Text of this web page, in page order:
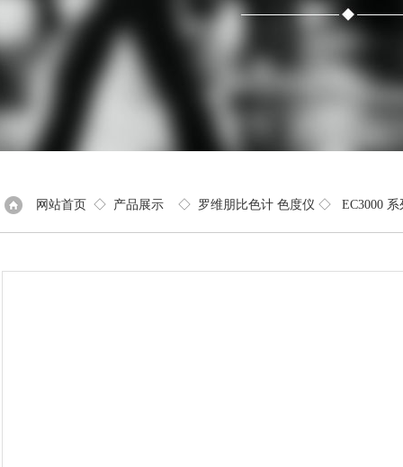
网站首页 ◇ 产品展示 ◇ 罗维朋比色计 色度仪 ◇ EC3000 系